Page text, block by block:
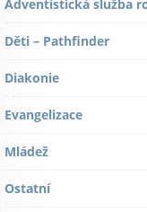
Adventistická služba
Děti – Pathfinder
Diakonie
Evangelizace
Mládež
Ostatní